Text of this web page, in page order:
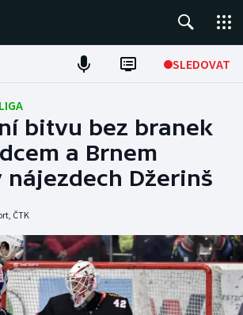
SLEDOVAT
bitvu bez branek
a Brnem
Džerinš
, ČTK